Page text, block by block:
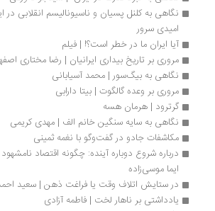
امیدی سرور
آیا ایران ما در خطر است؟! | فیلم
مروری بر تاریخ بیداری ایرانیان | رضا مختاری اصفهانی
نگاهی به بیگ­‌سور | محمد آسیابانی
مروری بر وعده گالگوت | بیتا دارابی
گرترود | هرمان هسه
نگاهی به سایه سنگین خانم الف | مهدی کریمی
مکاشفات جادو در گفت‌وگو با نغمه ثمینی
ایما موسی‌زاده
در ستایش اتلاف وقت یا فراغت ذهن | سعید احمدی
یادداشتی بر ناهار لخت | فاطمه آزادی